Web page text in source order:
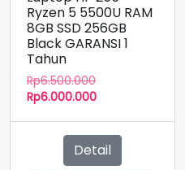
Ryzen 5 5500U RAM
8GB SSD 256GB
Black GARANSI 1
Tahun
Rp6.500.000Harga
aslinya
Rp6.000.000Harga
adalah:
Rp6.000.000.
Detail